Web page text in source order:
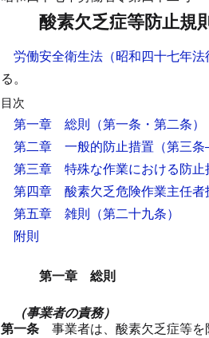
酸素欠乏症等防止規
労働安全衛生法（昭和四十七年法
る。
目次
第一章 総則 （第一条・第二条）
第二章 一般的防止措置 （第三
第三章 特殊な作業における防止
第四章 酸素欠乏危険作業主任者
第五章 雑則 （第二十九条）
附則
第一章 総則
（事業者の責務）
第一条 事業者は、酸素欠乏症等